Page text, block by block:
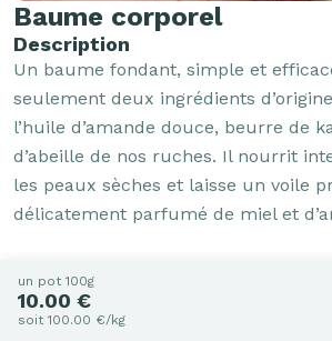
Baume corporel
Description
Un baume fondant, simple et
seulement deux ingrédients
l’huile d’amande douce, beurre de
d’abeille de nos ruches. Il nourrit
les peaux sèches et laisse un voile
délicatement parfumé de miel et
✨ Bienfaits :
Nourrit et adoucit la peau en
un pot 100g
10.00 €
soit 100.00 €/kg